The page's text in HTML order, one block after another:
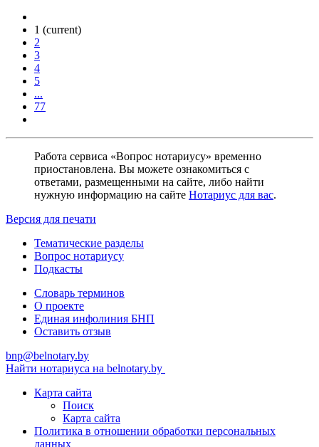
1 (current)
2
3
4
5
...
77
Работа сервиса «Вопрос нотариусу» временно
приостановлена. Вы можете ознакомиться с
ответами, размещенными на сайте, либо найти
нужную информацию на сайте Нотариус для вас.
Версия для печати
Тематические разделы
Вопрос нотариусу
Подкасты
Словарь терминов
О проекте
Единая инфолиния БНП
Оставить отзыв
bnp@belnotary.by
Найти нотариуса на belnotary.by
Карта сайта
Поиск
Карта сайта
Политика в отношении обработки персональных
данных